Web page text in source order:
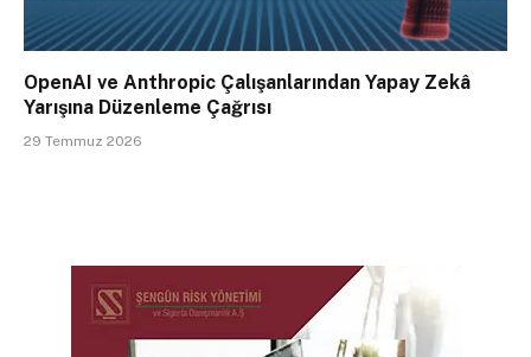
OpenAI ve Anthropic Çalışanlarından Yapay Zekâ
Yarışına Düzenleme Çağrısı
29 Temmuz 2026